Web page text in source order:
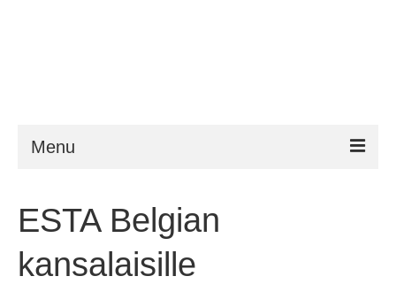
Menu
Vaatimukset
FAQ
ESTA Belgian
kansalaisille